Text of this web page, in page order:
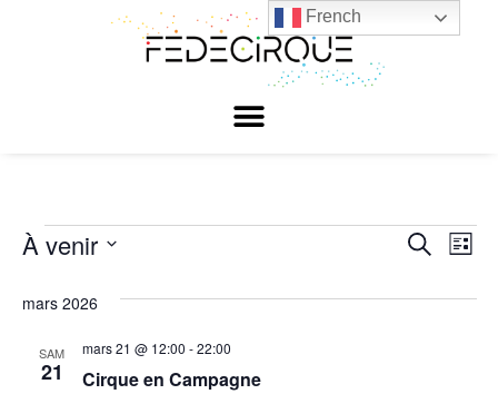
et
Recherche
Liste
À venir
date.
mars 2026
SAM
21 Cirque en Campagne
mars 21 @ 12:00 -22:00
French